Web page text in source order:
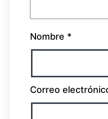
Nombre *
Correo